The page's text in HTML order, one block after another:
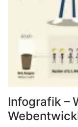
Infografik –